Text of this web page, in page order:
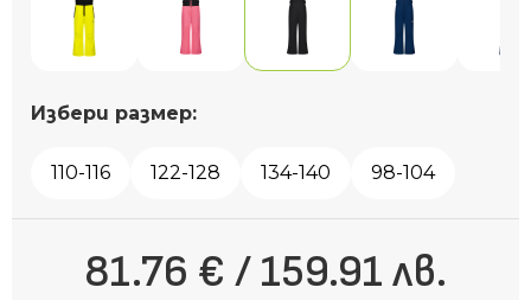
Избери размер:
110-116 122-128 134-140 98-104
81.76 € / 159.91 лв.